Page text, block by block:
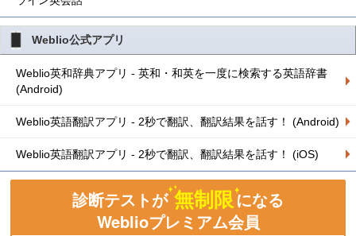
Weblio公式アプリ
Weblio英和辞典アプリ - 英和・和英を一度に検索する英語辞書
(Android)
Weblio英語翻訳アプリ - 2秒で翻訳、翻訳結果を話す！ (Android)
Weblio英語翻訳アプリ - 2秒で翻訳、翻訳結果を話す！ (iOS)
診断テストが 無制限になる
Weblioプレミアム会員